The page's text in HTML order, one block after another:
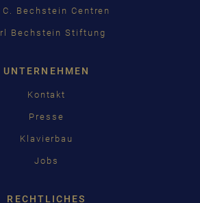
C. Bechstein Centren
Bechstein Stiftung
UNTERNEHMEN
Kontakt
Presse
Klavierbau
Jobs
RECHTLICHES